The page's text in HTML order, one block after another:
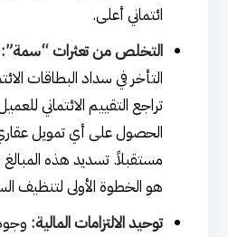
ائتماني أعلى.
التخلص من تعثرات “سمة”:
التأخر في سداد البطاقات
تراجع التقييم الائتماني
الحصول على أي تمويل
مستقبلاً. تسديد هذه
هو الخطوة الأولى لتنظيف
توحيد الالتزامات المالية: